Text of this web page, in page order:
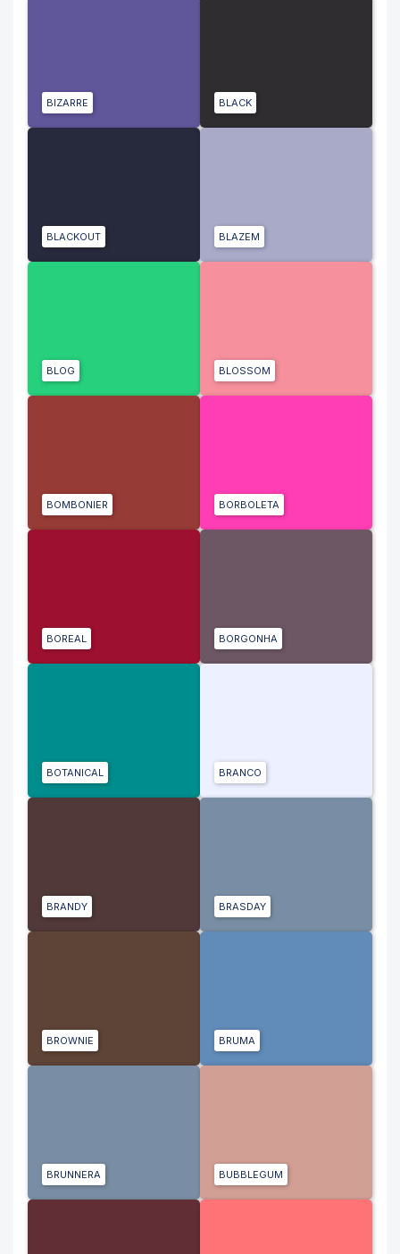
BIZARRE BLACK
BLACKOUT BLAZEM
BLOG BLOSSOM
BOMBONIER BORBOLETA
BOREAL BORGONHA
BOTANICAL BRANCO
BRANDY BRASDAY
BROWNIE BRUMA
BRUNNERA BUBBLEGUM